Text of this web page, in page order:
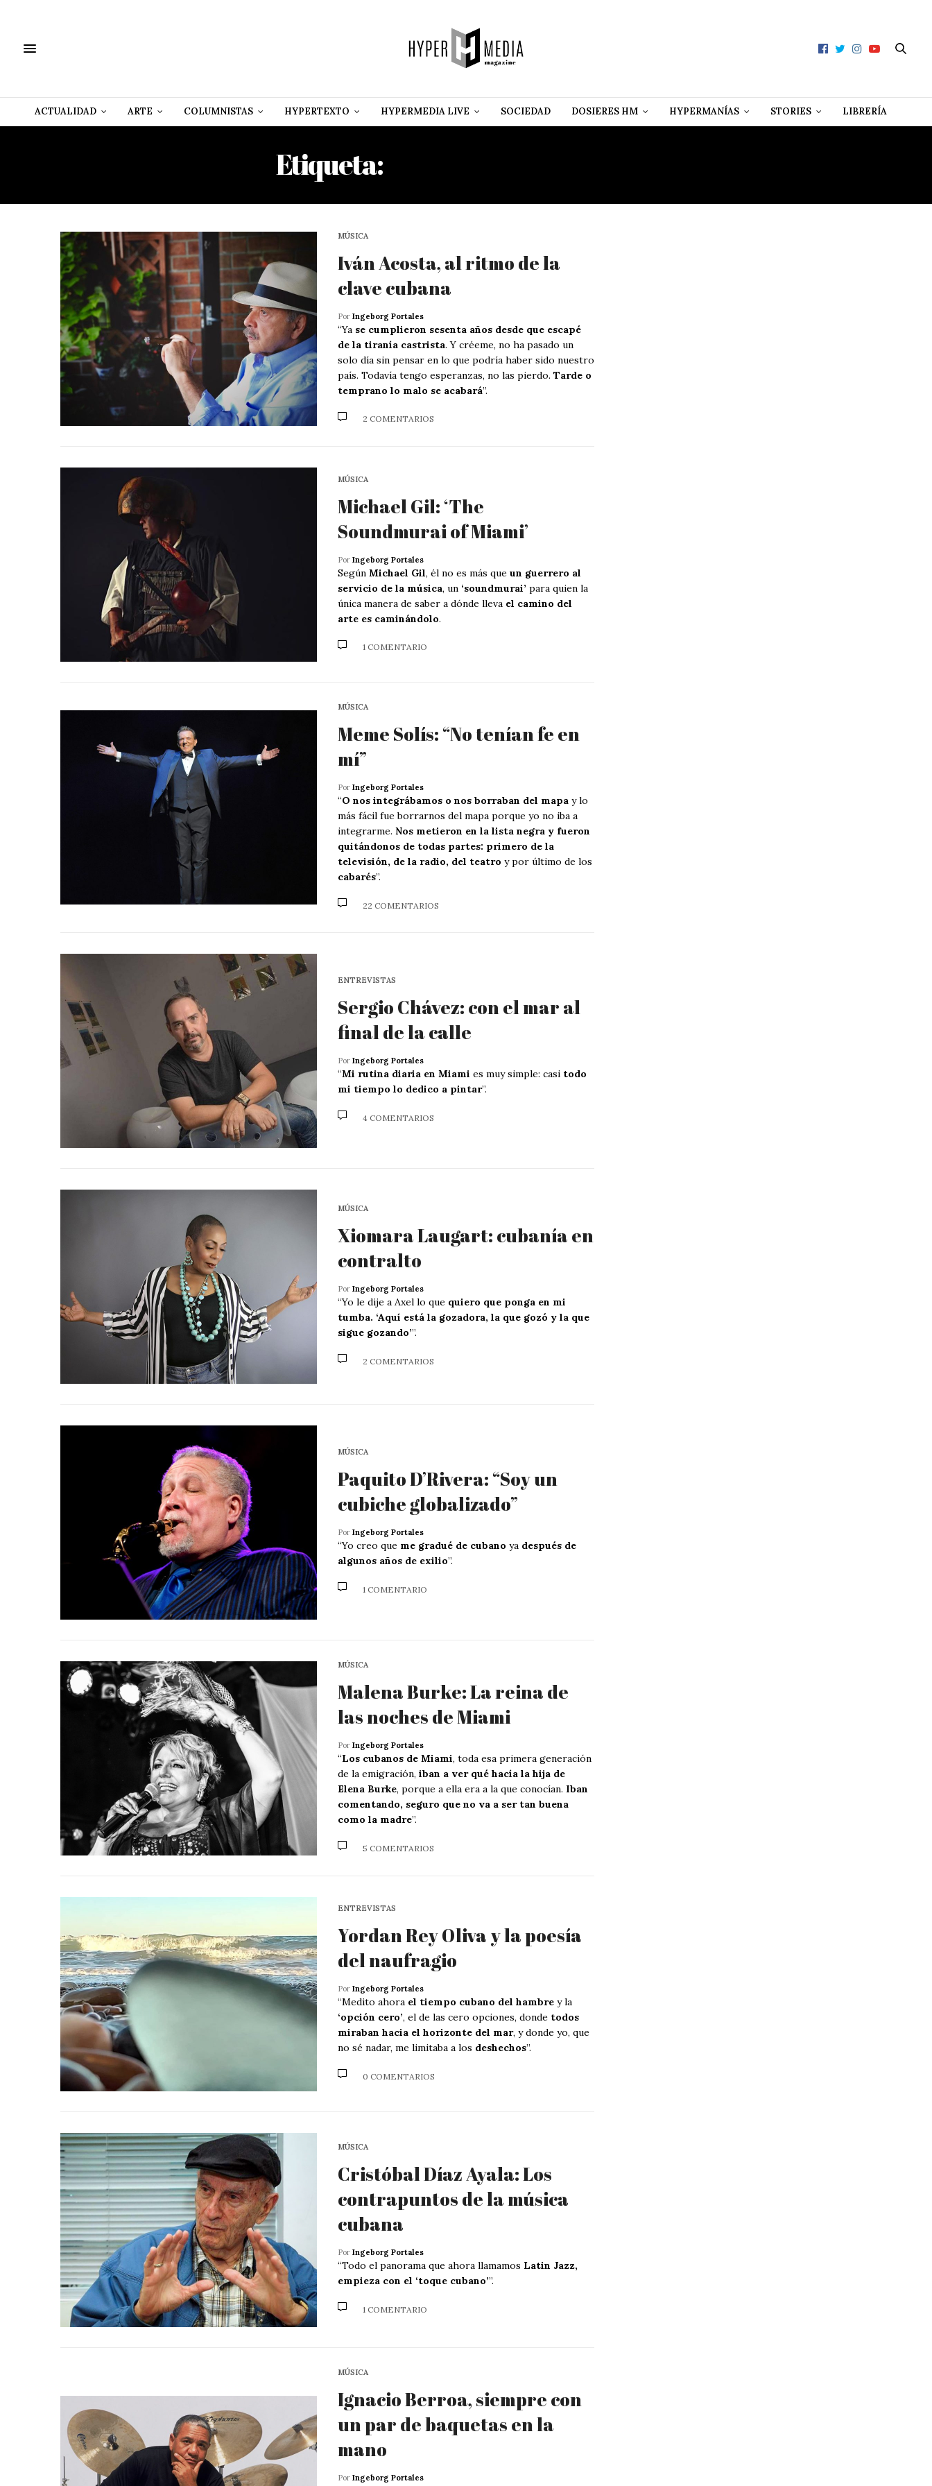
ACTUALIDAD ARTE COLUMNISTAS HYPERTEXTO HYPERMEDIA LIVE SOCIEDAD DOSIERES HM HYPERMANÍAS STORIES LIBRERÍA
Etiqueta:
MÚSICA
Iván Acosta, al ritmo de la
clave cubana
Por Ingeborg Portales
“Ya se cumplieron sesenta años desde que escapé
de la tiranía castrista. Y créeme, no ha pasado un
solo día sin pensar en lo que podría haber sido nuestro
país. Todavía tengo esperanzas, no las pierdo. Tarde o
temprano lo malo se acabará”.
2 COMENTARIOS
MÚSICA
Michael Gil: ‘The
Soundmurai of Miami’
Por Ingeborg Portales
Según Michael Gil, él no es más que un guerrero al
servicio de la música, un ‘soundmurai’ para quien la
única manera de saber a dónde lleva el camino del
arte es caminándolo.
1 COMENTARIO
MÚSICA
Meme Solís: “No tenían fe en
mí”
Por Ingeborg Portales
“O nos integrábamos o nos borraban del mapa y lo
más fácil fue borrarnos del mapa porque yo no iba a
integrarme. Nos metieron en la lista negra y fueron
quitándonos de todas partes: primero de la
televisión, de la radio, del teatro y por último de los
cabarés”.
22 COMENTARIOS
ENTREVISTAS
Sergio Chávez: con el mar al
final de la calle
Por Ingeborg Portales
“Mi rutina diaria en Miami es muy simple: casi todo
mi tiempo lo dedico a pintar”.
4 COMENTARIOS
MÚSICA
Xiomara Laugart: cubanía en
contralto
Por Ingeborg Portales
“Yo le dije a Axel lo que quiero que ponga en mi
tumba. ‘Aquí está la gozadora, la que gozó y la que
sigue gozando’”.
2 COMENTARIOS
MÚSICA
Paquito D’Rivera: “Soy un
cubiche globalizado”
Por Ingeborg Portales
“Yo creo que me gradué de cubano ya después de
algunos años de exilio”.
1 COMENTARIO
MÚSICA
Malena Burke: La reina de
las noches de Miami
Por Ingeborg Portales
“Los cubanos de Miami, toda esa primera generación
de la emigración, iban a ver qué hacía la hija de
Elena Burke, porque a ella era a la que conocían. Iban
comentando, seguro que no va a ser tan buena
como la madre”.
5 COMENTARIOS
ENTREVISTAS
Yordan Rey Oliva y la poesía
del naufragio
Por Ingeborg Portales
“Medito ahora el tiempo cubano del hambre y la
‘opción cero’, el de las cero opciones, donde todos
miraban hacia el horizonte del mar, y donde yo, que
no sé nadar, me limitaba a los deshechos”.
0 COMENTARIOS
MÚSICA
Cristóbal Díaz Ayala: Los
contrapuntos de la música
cubana
Por Ingeborg Portales
“Todo el panorama que ahora llamamos Latin Jazz,
empieza con el ‘toque cubano’”.
1 COMENTARIO
MÚSICA
Ignacio Berroa, siempre con
un par de baquetas en la
mano
Por Ingeborg Portales